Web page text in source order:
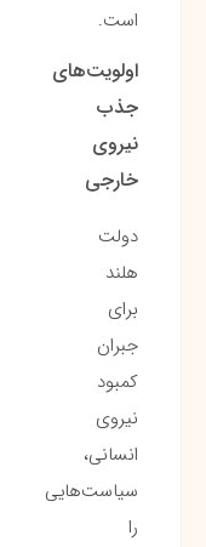
است.
اولویت‌های
جذب
نیروی
خارجی
دولت
هلند
برای
جبران
کمبود
نیروی
انسانی،
سیاست‌هایی
را